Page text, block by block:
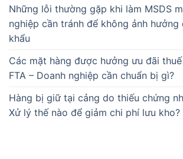
Những lỗi thường gặp khi làm MSDS
nghiệp cần tránh để không ảnh hưởng
khẩu
Các mặt hàng được hưởng ưu đãi
FTA – Doanh nghiệp cần chuẩn bị gì?
Hàng bị giữ tại cảng do thiếu chứng
Xử lý thế nào để giảm chi phí lưu kho?